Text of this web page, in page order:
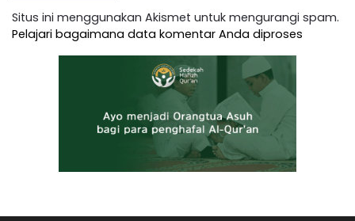
Situs ini menggunakan Akismet untuk mengurangi spam.
Pelajari bagaimana data komentar Anda diproses